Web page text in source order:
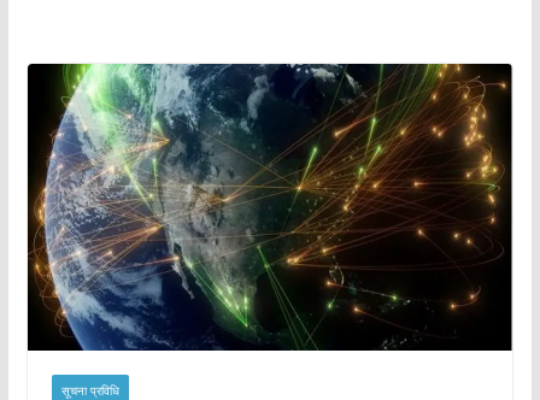
सूचना प्रविधि